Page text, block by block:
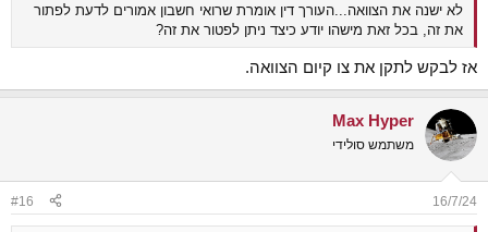
לא ישנה את הצוואה...העורך דין אומרת שרואי חשבון אמורים לדעת לפתור
את זה, בכל זאת מישהו יודע כיצד ניתן לפטור את זה?
אז לבקש לתקן את צו קיום הצוואה.
Max Hyper
משתמש סולידי
16/7/24
#16